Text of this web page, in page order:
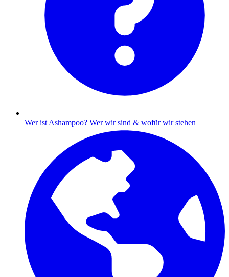
Wer ist Ashampoo? Wer wir sind & wofür wir stehen